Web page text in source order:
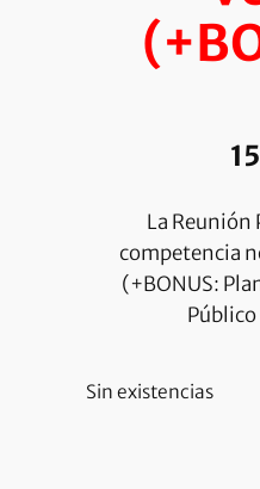
La Reunión
competencia
(+BONUS:
Sin existencias